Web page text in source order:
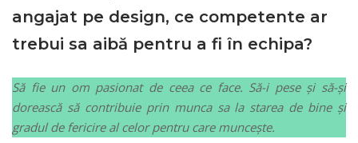
angajat pe design, ce competente ar
trebui sa aibă pentru a fi în echipa?
Să fie un om pasionat de ceea ce face. Să-i pese și să-și
dorească să contribuie prin munca sa la starea de bine și
gradul de fericire al celor pentru care muncește.